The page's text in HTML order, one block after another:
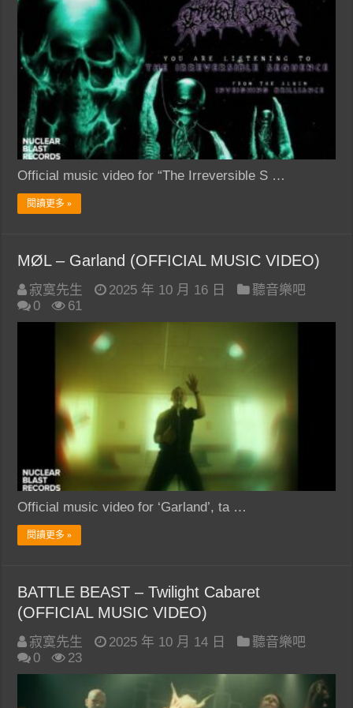
Official music video for “The Irreversible S …
閱讀更多 »
MØL – Garland (OFFICIAL MUSIC VIDEO)
寂寞先生 2025 年 10 月 16 日
聽音樂吧
0
61
Official music video for ‘Garland’, ta …
閱讀更多 »
BATTLE BEAST – Twilight Cabaret
(OFFICIAL MUSIC VIDEO)
寂寞先生 2025 年 10 月 14 日
聽音樂吧
0
23